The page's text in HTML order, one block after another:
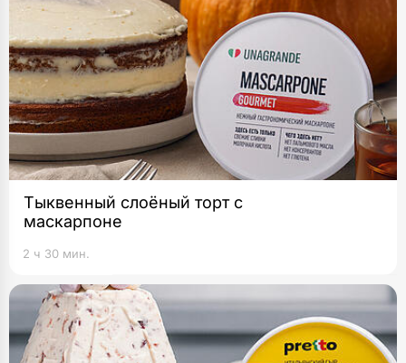
Тыквенный слоёный торт с
маскарпоне
2 ч 30 мин.